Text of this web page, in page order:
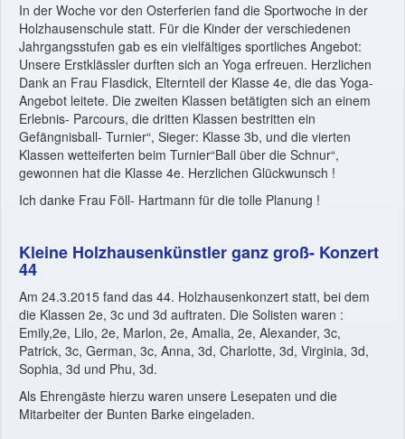
In der Woche vor den Osterferien fand die Sportwoche in der
Holzhausenschule statt. Für die Kinder der verschiedenen
Jahrgangsstufen gab es ein vielfältiges sportliches Angebot:
Unsere Erstklässler durften sich an Yoga erfreuen. Herzlichen
Dank an Frau Flasdick, Elternteil der Klasse 4e, die das Yoga-
Angebot leitete. Die zweiten Klassen betätigten sich an einem
Erlebnis- Parcours, die dritten Klassen bestritten ein
Gefängnisball- Turnier“, Sieger: Klasse 3b, und die vierten
Klassen wetteiferten beim Turnier“Ball über die Schnur“,
gewonnen hat die Klasse 4e. Herzlichen Glückwunsch !
Ich danke Frau Föll- Hartmann für die tolle Planung !
Kleine Holzhausenkünstler ganz groß- Konzert
44
Am 24.3.2015 fand das 44. Holzhausenkonzert statt, bei dem
die Klassen 2e, 3c und 3d auftraten. Die Solisten waren :
Emily,2e, Lilo, 2e, Marlon, 2e, Amalia, 2e, Alexander, 3c,
Patrick, 3c, German, 3c, Anna, 3d, Charlotte, 3d, Virginia, 3d,
Sophia, 3d und Phu, 3d.
Als Ehrengäste hierzu waren unsere Lesepaten und die
Mitarbeiter der Bunten Barke eingeladen.